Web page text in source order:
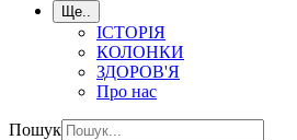
Ще..
ІСТОРІЯ
КОЛОНКИ
ЗДОРОВ'Я
Про нас
Пошук